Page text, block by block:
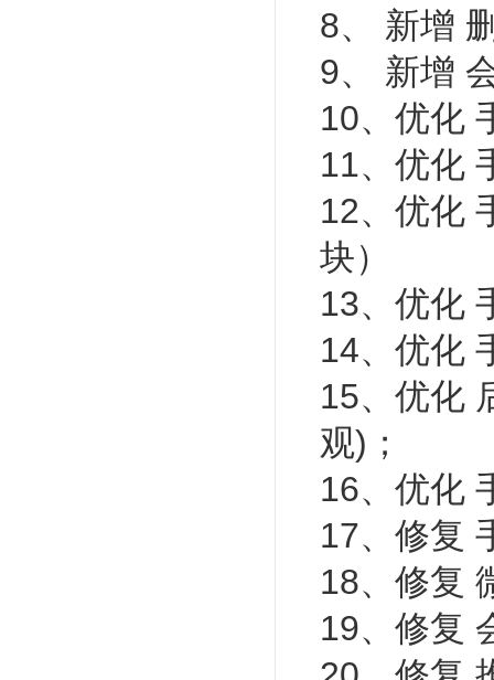
8、 新增
9、 新增
10、优化
11、优化
12、优化
块）
13、优化
14、优化
15、优化
观)；
16、优化
17、修复
18、修复
19、修复